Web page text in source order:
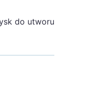
do utworu